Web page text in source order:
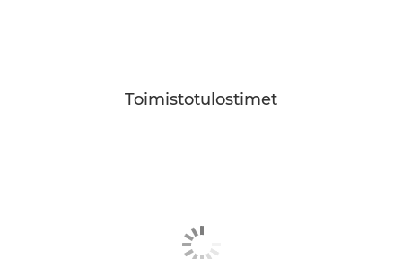
Toimistotulostimet